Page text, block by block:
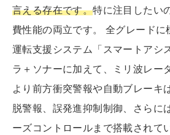
言える存在です。特に注目したい
費性能の両立です。 全グレードに
運転支援システム「スマートアシ
ラ＋ソナーに加えて、ミリ波レー
より前方衝突警報や自動ブレーキ
脱警報、誤発進抑制制御、さらに
ーズコントロールまで搭載されて